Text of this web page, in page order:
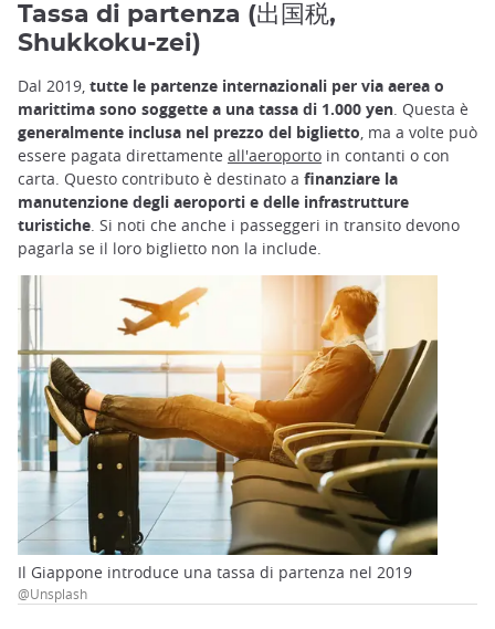
Tassa di partenza (出国税,
Shukkoku-zei)
Dal 2019, tutte le partenze internazionali per via aerea o
marittima sono soggette a una tassa di 1.000 yen. Questa è
generalmente inclusa nel prezzo del biglietto, ma a volte può
essere pagata direttamente all'aeroporto in contanti o con
carta. Questo contributo è destinato a finanziare la
manutenzione degli aeroporti e delle infrastrutture
turistiche. Si noti che anche i passeggeri in transito devono
pagarla se il loro biglietto non la include.
Il Giappone introduce una tassa di partenza nel 2019
@Unsplash